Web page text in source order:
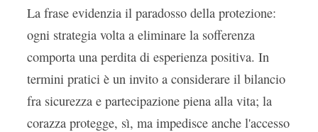
La frase evidenzia il paradosso della protezione:
ogni strategia volta a eliminare la sofferenza
comporta una perdita di esperienza positiva. In
termini pratici è un invito a considerare il bilancio
fra sicurezza e partecipazione piena alla vita; la
corazza protegge, sì, ma impedisce anche l'accesso